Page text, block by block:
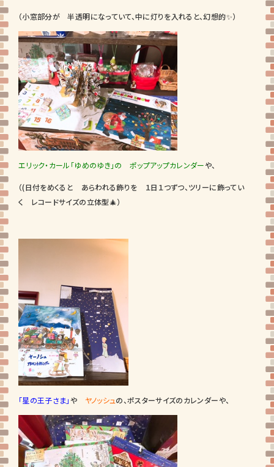
（小窓部分が 半透明になっていて、中に灯りを入れると、幻想的✨）
エリック・カール「ゆめのゆき」の ポップアップカレンダーや、
（(日付をめくると あらわれる飾りを １日１つずつ、ツリーに飾ってい
く レコードサイズの立体型🎄）
「星の王子さま」 や ヤノッシュの、ポスターサイズのカレンダーや、